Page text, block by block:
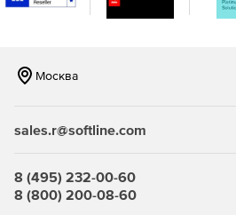
Развертывание системы на
возможностью
также гранулярное
Защита данных в локальной
облачных хранилищах.
Москва
sales.r@softline.com
8 (495) 232-00-60
8 (800) 200-08-60